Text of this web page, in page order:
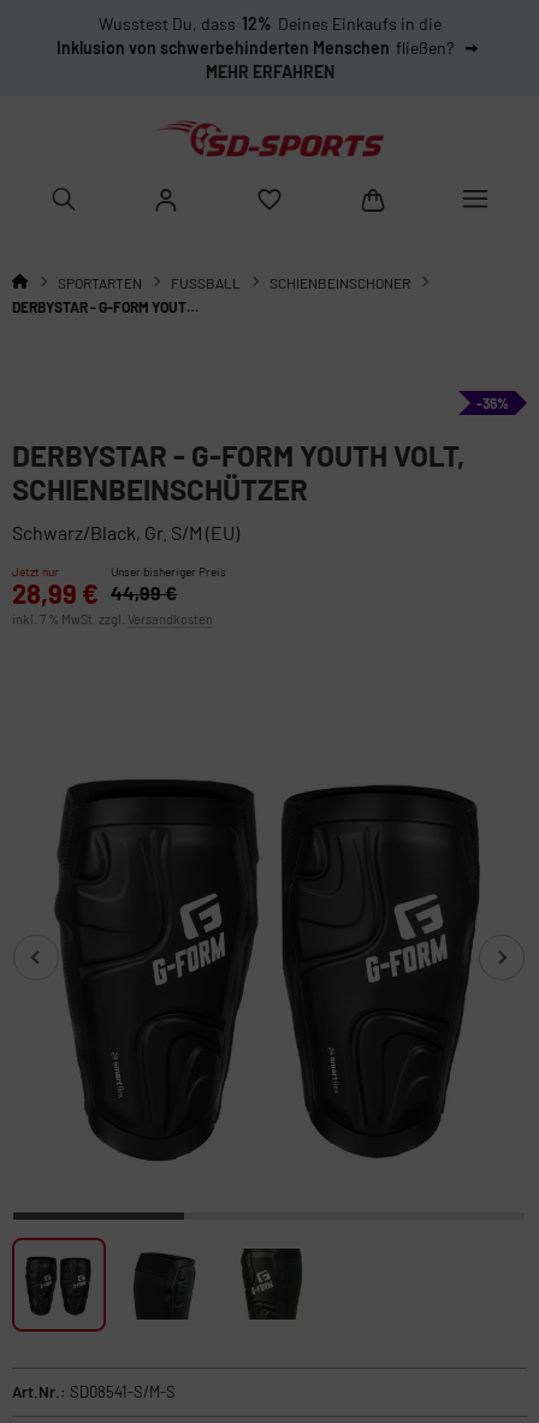
Wusstest Du, dass 12% Deines Einkaufs in die
Inklusion von schwerbehinderten Menschen fließen?
MEHR ERFAHREN
SPORTARTEN FUSSBALL
SCHIENBEINSCHONER
DERBYSTAR - G-FORM YOUTH VOLT, SCHIENBEINSCHÜTZER
-36%
DERBYSTAR - G-FORM YOUTH VOLT,
SCHIENBEINSCHÜTZER
Schwarz/Black, Gr. S/M (EU)
Jetzt nur
28,99 €
Unser bisheriger Preis
44,99 €
inkl. 7 % MwSt. zzgl. Versandkosten
Art.Nr.: SD08541-S/M-S